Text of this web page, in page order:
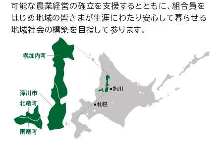
可能な農業経営の確立を支援するとともに、組合員を
はじめ地域の皆さまが生涯にわたり安心して暮らせる
地域社会の構築を目指して参ります。